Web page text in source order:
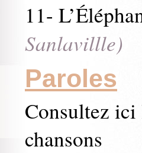
11-
Sanlavillle)
Paroles
Consultez ici
chansons